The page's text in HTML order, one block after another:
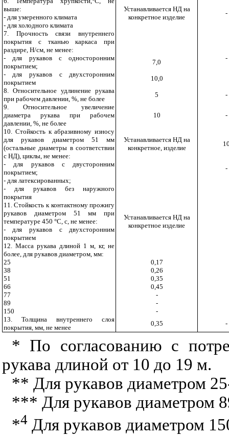
выше:
Устанавливается НД на
конкретное изделие
-
- для умеренного климата
- для холодного климата
7. Прочность связи внутреннего
покрытия с тканью каркаса при
раздире, Н/см, не менее:
-
- для рукавов с односторонним
покрытием;
7,0
- для рукавов с двухсторонним
покрытием
10,0
8. Относительное удлинение рукава
при рабочем давлении, %, не более
5
-
9. Относительное увеличение
диаметра рукава при рабочем
давлении, %, не более
10 -
10. Стойкость к абразивному износу
для рукавов диаметром 51 мм
(остальные диаметры в соответствии
с НД), циклы, не менее:
Устанавливается НД на
конкретное, изделие
- для рукавов с двусторонним
покрытием;
-
- для латексированных;
- для рукавов без наружного
покрытия
11. Стойкость к контактному прожигу
рукавов диаметром 51 мм при
температуре 450 °C, с, не менее:
Устанавливается НД на
конкретное изделие
- для рукавов с двухсторонним
покрытием
12. Масса рукава длиной 1 м, кг, не
более, для рукавов диаметром, мм:
25
0,17
38
0,26
51
0,35
66
0,45
77
-
89
-
150
-
13. Толщина внутреннего слоя
покрытия, мм, не менее
0,35 -
* По согласованию с
рукава длиной от 10 до 19 м.
** Для рукавов диаметром
*** Для рукавов диаметром
*4 Для рукавов диаметром